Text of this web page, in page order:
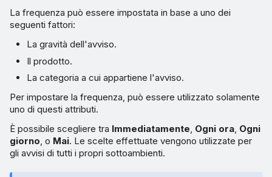
La frequenza può essere impostata in base a uno dei
seguenti fattori:
La gravità dell'avviso.
Il prodotto.
La categoria a cui appartiene l'avviso.
Per impostare la frequenza, può essere utilizzato solamente
uno di questi attributi.
È possibile scegliere tra Immediatamente, Ogni ora, Ogni
giorno, o Mai. Le scelte effettuate vengono utilizzate per
gli avvisi di tutti i propri sottoambienti.